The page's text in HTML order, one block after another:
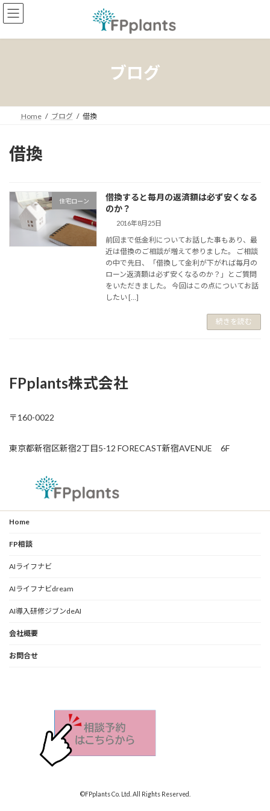
コ
ン
ン
ナ
ビ
ー
ブログ
Home ブログ 借換
借換
住宅ローン
借換すると毎月の返済額は必ず安くなる
のか？
2016年8月25日
前回まで低金利についてお話した事もあり、最
近は借換のご相談が増えて参りました。 ご相談
の中で先日、「借換して金利が下がれば毎月の
ローン返済額は必ず安くなるのか？」とご質問
をいただきました。 今回はこの点についてお話
したい […]
続きを読む
FPplants株式会社
〒160-0022
東京都新宿区新宿2丁目5-12 FORECAST新宿AVENUE 6F
Home
FP相談
AIライフナビ
AIライフナビdream
AI導入研修ジブンdeAI
会社概要
お問合せ
©FPplants Co. Ltd.​ All Rights Reserved.